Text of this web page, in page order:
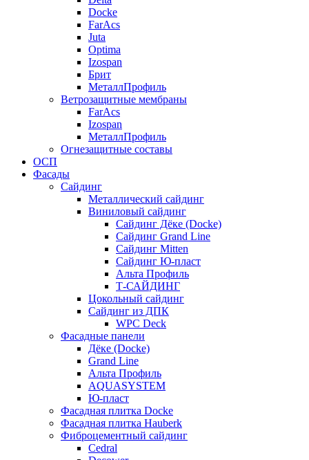
Docke
FarAcs
Juta
Optima
Izospan
Брит
МеталлПрофиль
Ветрозащитные мембраны
FarAcs
Izospan
МеталлПрофиль
Огнезащитные составы
ОСП
Фасады
Сайдинг
Металлический сайдинг
Виниловый сайдинг
Сайдинг Дёке (Docke)
Сайдинг Grand Line
Сайдинг Mitten
Сайдинг Ю-пласт
Альта Профиль
Т-САЙДИНГ
Цокольный сайдинг
Сайдинг из ДПК
WPC Deck
Фасадные панели
Дёке (Docke)
Grand Line
Альта Профиль
AQUASYSTEM
Ю-пласт
Фасадная плитка Docke
Фасадная плитка Hauberk
Фиброцементный сайдинг
Cedral